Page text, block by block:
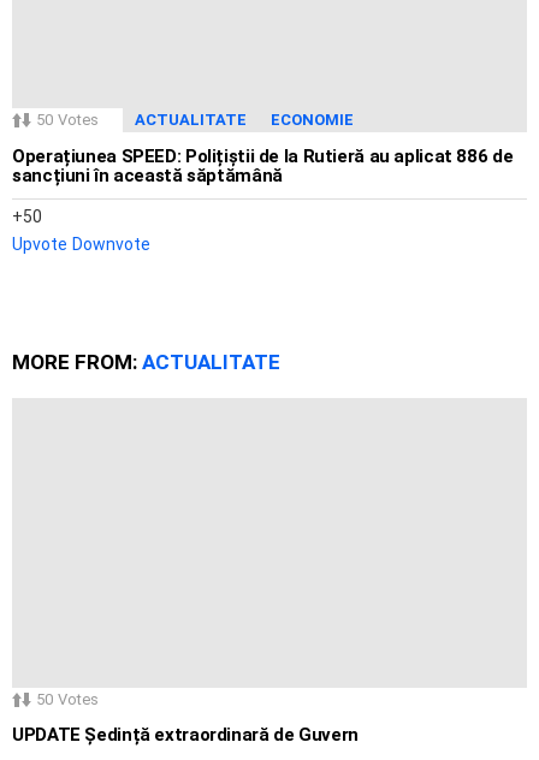
50 Votes ACTUALITATE ECONOMIE
Operațiunea SPEED: Polițiștii de la Rutieră au aplicat 886 de
sancțiuni în această săptămână
50
Upvote Downvote
MORE FROM: ACTUALITATE
50 Votes
UPDATE Ședință extraordinară de Guvern